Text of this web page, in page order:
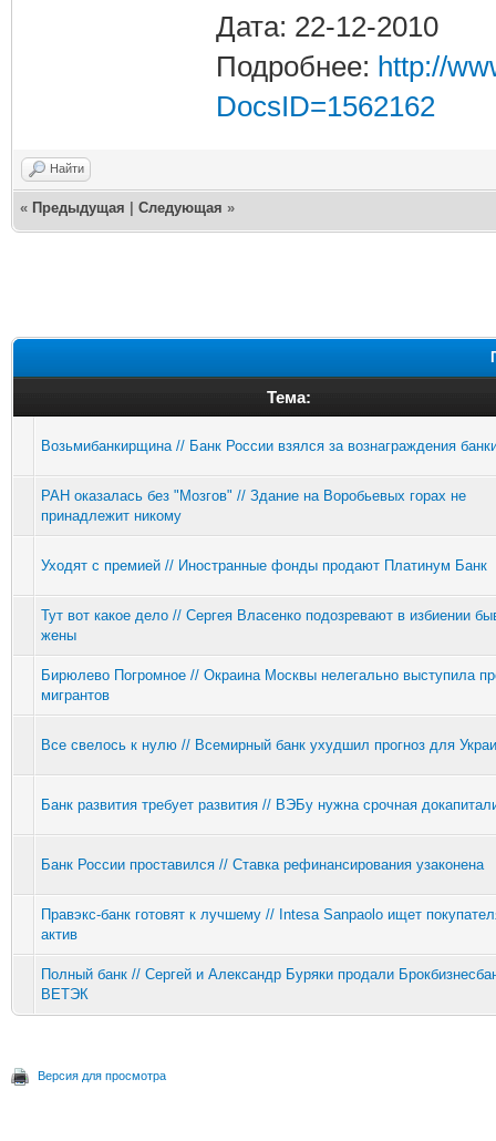
Дата: 22-12-2010
Подробнее: http://
DocsID=1562162
Найти
« Предыдущая Следующая »
Тема:
Возьмибанкирщина // Банк России взялся за вознаграждения
РАН оказалась без "Мозгов" // Здание на Воробьевых горах не
принадлежит никому
Уходят с премией // Иностранные фонды продают Платинум Банк
Тут вот какое дело // Сергея Власенко подозревают в избиении
жены
Бирюлево Погромное // Окраина Москвы нелегально выступила
мигрантов
Все свелось к нулю // Всемирный банк ухудшил прогноз для
Банк развития требует развития // ВЭБу нужна срочная
Банк России проставился // Ставка рефинансирования узаконена
Правэкс-банк готовят к лучшему // Intesa Sanpaolo ищет
актив
Полный банк // Сергей и Александр Буряки продали
ВЕТЭК
Версия для просмотра